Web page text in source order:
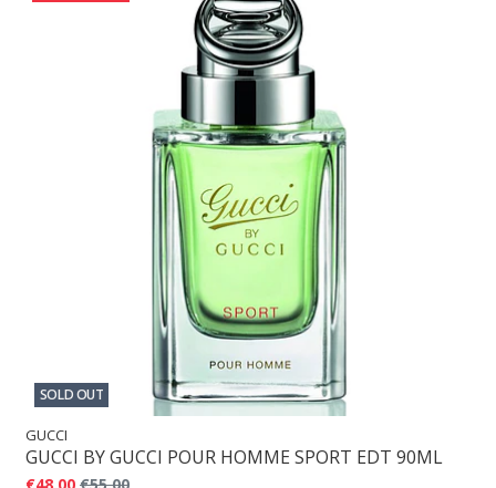
SOLD OUT
GUCCI
GUCCI BY GUCCI POUR HOMME SPORT EDT 90ML